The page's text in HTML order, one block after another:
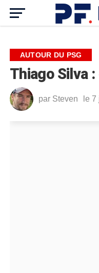
AUTOUR DU PSG
Thiago Silva
par Steven le